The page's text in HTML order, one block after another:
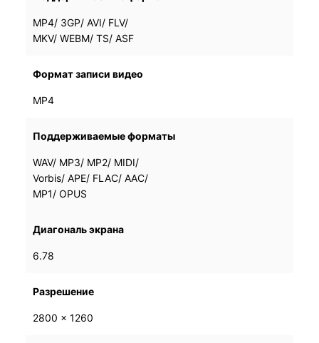
MP4/ 3GP/ AVI/ FLV/
MKV/ WEBM/ TS/ ASF
MP4/ 3GP/ AVI/ FLV/
MKV/ WEBM/ TS/ ASF
Формат записи видео
MP4
MP4
Поддерживаемые форматы
WAV/ MP3/ MP2/ MIDI/
Vorbis/ APE/ FLAC/ AAC/
MP1/ OPUS
WAV/ MP3/ MP2/ MIDI/
Vorbis/ APE/ FLAC/ AAC/
MP1/ OPUS
Диагональ экрана
6.78
6.78
Разрешение
2800 × 1260
2800 × 1260